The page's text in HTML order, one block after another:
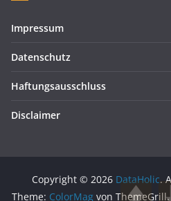
Impressum
Datenschutz
Haftungsausschluss
Disclaimer
Copyright © 2026 DataHolic.
Theme: ColorMag von